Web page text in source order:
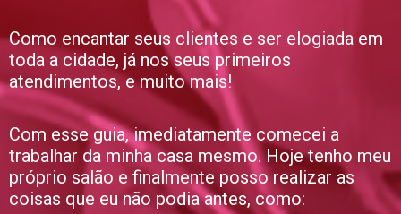
Como encantar seus clientes e ser elogiada em
toda a cidade, já nos seus primeiros
atendimentos, e muito mais!
Com esse guia, imediatamente comecei a
trabalhar da minha casa mesmo. Hoje tenho meu
próprio salão e finalmente posso realizar as
coisas que eu não podia antes, como: